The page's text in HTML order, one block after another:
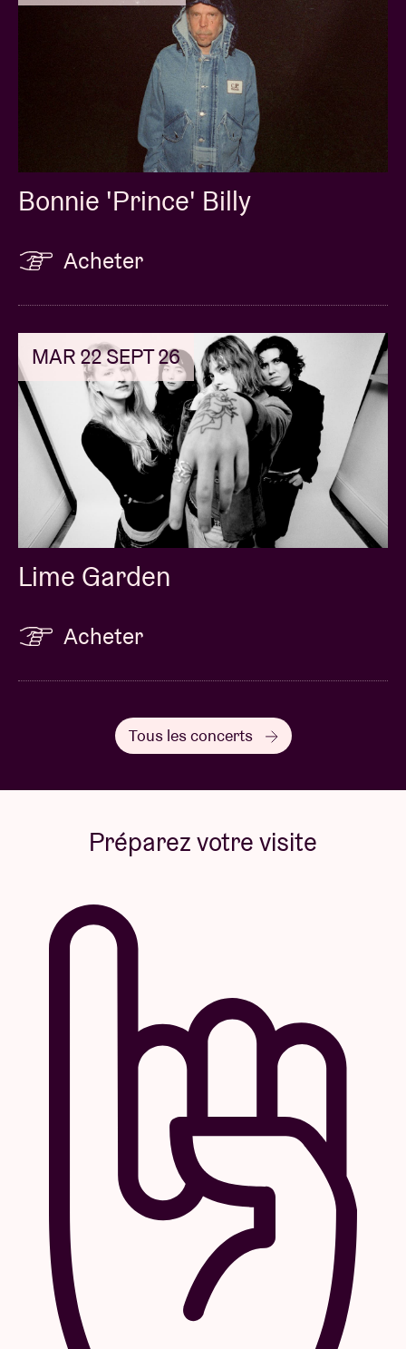
Bonnie 'Prince' Billy
Acheter
MAR 22 SEPT 26
Lime Garden
Acheter
Tous les concerts
Préparez votre visite